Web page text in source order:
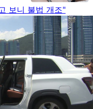
보니 불법 개조"